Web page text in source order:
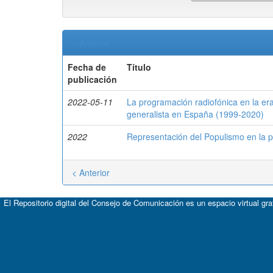
Fecha de
publicación
Título
2022-05-11
La programación radiofónica en la
generalista en España (1999-2020)
2022
Representación del Populismo en la
< Anterior
El Repositorio digital del Consejo de Comunicación es un espacio virtual